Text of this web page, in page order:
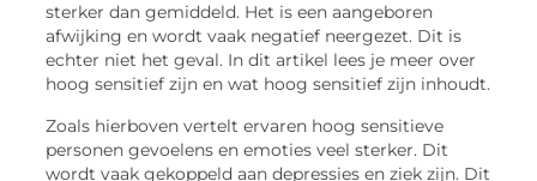
sterker dan gemiddeld. Het is een aangeboren
afwijking en wordt vaak negatief neergezet. Dit is
echter niet het geval. In dit artikel lees je meer over
hoog sensitief zijn en wat hoog sensitief zijn inhoudt.
Zoals hierboven vertelt ervaren hoog sensitieve
personen gevoelens en emoties veel sterker. Dit
wordt vaak gekoppeld aan depressies en ziek zijn. Dit